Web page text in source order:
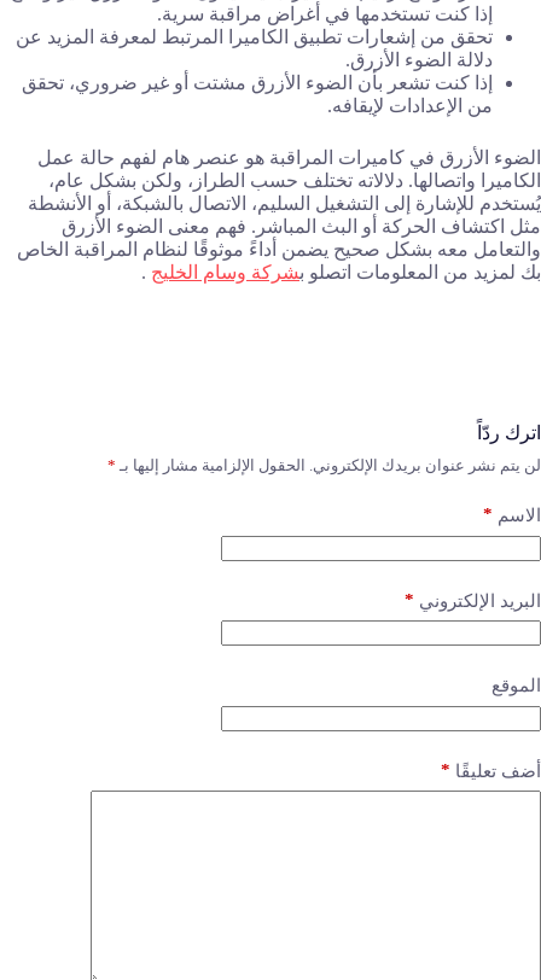
إذا كنت تستخدمها في أغراض مراقبة سرية.
تحقق من إشعارات تطبيق الكاميرا المرتبط لمعرفة المزيد عن
دلالة الضوء الأزرق.
إذا كنت تشعر بأن الضوء الأزرق مشتت أو غير ضروري، تحقق
من الإعدادات لإيقافه.
الضوء الأزرق في كاميرات المراقبة هو عنصر هام لفهم حالة عمل
الكاميرا واتصالها. دلالاته تختلف حسب الطراز، ولكن بشكل عام،
يُستخدم للإشارة إلى التشغيل السليم، الاتصال بالشبكة، أو الأنشطة
مثل اكتشاف الحركة أو البث المباشر. فهم معنى الضوء الأزرق
والتعامل معه بشكل صحيح يضمن أداءً موثوقًا لنظام المراقبة الخاص
بك لمزيد من المعلومات اتصلو بشركة وسام الخليج .
اترك ردّاً
لن يتم نشر عنوان بريدك الإلكتروني. الحقول الإلزامية مشار إليها بـ *
الاسم *
البريد الإلكتروني *
الموقع
أضف تعليقًا *